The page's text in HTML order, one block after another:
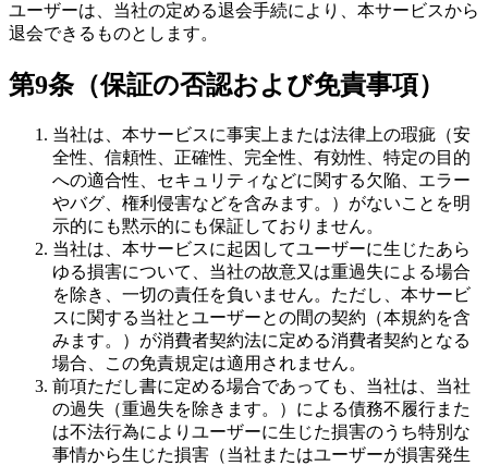
ユーザーは、当社の定める退会手続により、本サービスから
退会できるものとします。
第9条（保証の否認および免責事項）
当社は、本サービスに事実上または法律上の瑕疵（安
全性、信頼性、正確性、完全性、有効性、特定の目的
への適合性、セキュリティなどに関する欠陥、エラー
やバグ、権利侵害などを含みます。）がないことを明
示的にも黙示的にも保証しておりません。
当社は、本サービスに起因してユーザーに生じたあら
ゆる損害について、当社の故意又は重過失による場合
を除き、一切の責任を負いません。ただし、本サービ
スに関する当社とユーザーとの間の契約（本規約を含
みます。）が消費者契約法に定める消費者契約となる
場合、この免責規定は適用されません。
前項ただし書に定める場合であっても、当社は、当社
の過失（重過失を除きます。）による債務不履行また
は不法行為によりユーザーに生じた損害のうち特別な
事情から生じた損害（当社またはユーザーが損害発生